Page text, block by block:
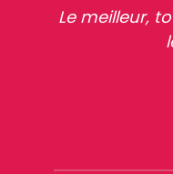
Le meilleur,